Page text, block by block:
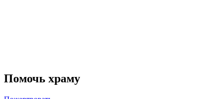
Помочь храму